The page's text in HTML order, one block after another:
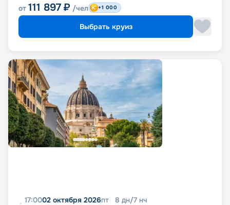
от 111 897 ₽ /чел +1 000
Выбрать круиз
17:0002 октября 2026пт 8 дн/7 нч